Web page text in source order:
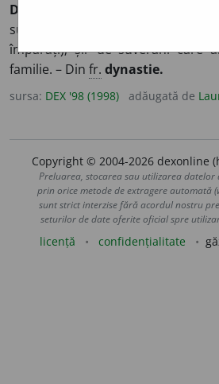
DINAST
succedă la cârma unui stat
împărați); șir de suverani care
familie. – Din fr. dynastie.
sursa: DEX '98 (1998) adăugată de
Copyright © 2004-2026 dexonline
Preluarea, stocarea sau utilizarea datelor
prin orice metode de extragere automată
sunt strict interzise fără acordul nostru
seturilor de date oferite oficial spre
licență confidențialitate